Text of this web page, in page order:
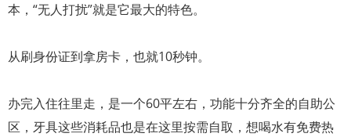
本，“无人打扰”就是它最大的特色。
从刷身份证到拿房卡，也就10秒钟。
办完入住往里走，是一个60平左右，功能十分齐全的自助公
区，牙具这些消耗品也是在这里按需自取，想喝水有免费热